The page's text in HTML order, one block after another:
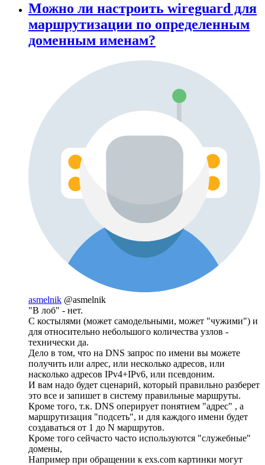
Можно ли настроить wireguard для
маршрутизации по определенным
доменным именам?
asmelnik @asmelnik
"В лоб" - нет.
С костылями (может самодельными, может "чужими") и
для относительно небольшого количества узлов -
технически да.
Дело в том, что на DNS запрос по имени вы можете
получить или алрес, или несколько адресов, или
насколько адресов IPv4+IPv6, или псевдоним.
И вам надо будет сценарий, который правильно разберет
это все и запишет в систему правильные маршруты.
Кроме того, т.к. DNS оперирует понятием "адрес" , а
маршрутизация "подсеть", и для каждого имени будет
создаваться от 1 до N маршрутов.
Кроме того сейчасто часто используются "служебные"
домены,
Например при обращении к exs.com картинки могут